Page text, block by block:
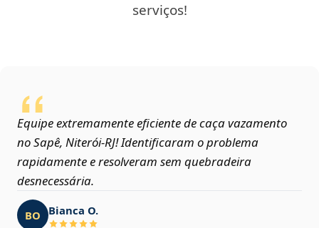
serviços!
Equipe extremamente eficiente de caça vazamento
no Sapê, Niterói‑RJ! Identificaram o problema
rapidamente e resolveram sem quebradeira
desnecessária.
BO Bianca O.